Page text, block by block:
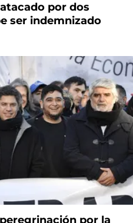
por dos
ser indemnizado
por la